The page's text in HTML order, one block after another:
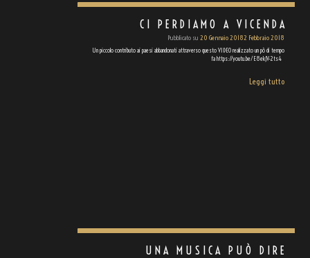
CI PERDIAMO A VICENDA
Pubblicato su 20 Gennaio 20182 Febbraio 2018
Un piccolo contributo ai paesi abbandonati attraverso questo VIDEO realizzato un pò di tempo
fa https://youtu.be/E8ekJV-2ts4
Leggi tutto
UNA MUSICA PUÒ DIRE